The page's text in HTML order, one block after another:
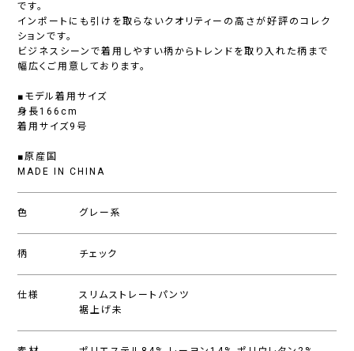
です。
インポートにも引けを取らないクオリティーの高さが好評のコレク
ションです。
ビジネスシーンで着用しやすい柄からトレンドを取り入れた柄まで
幅広くご用意しております。
■モデル着用サイズ
身長166cm
着用サイズ9号
■原産国
MADE IN CHINA
色 グレー系
柄 チェック
仕様
スリムストレートパンツ
裾上げ未